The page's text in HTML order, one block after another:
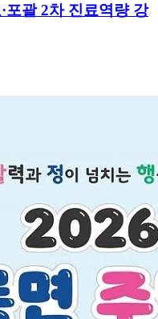
포괄 2차 진료역량 강